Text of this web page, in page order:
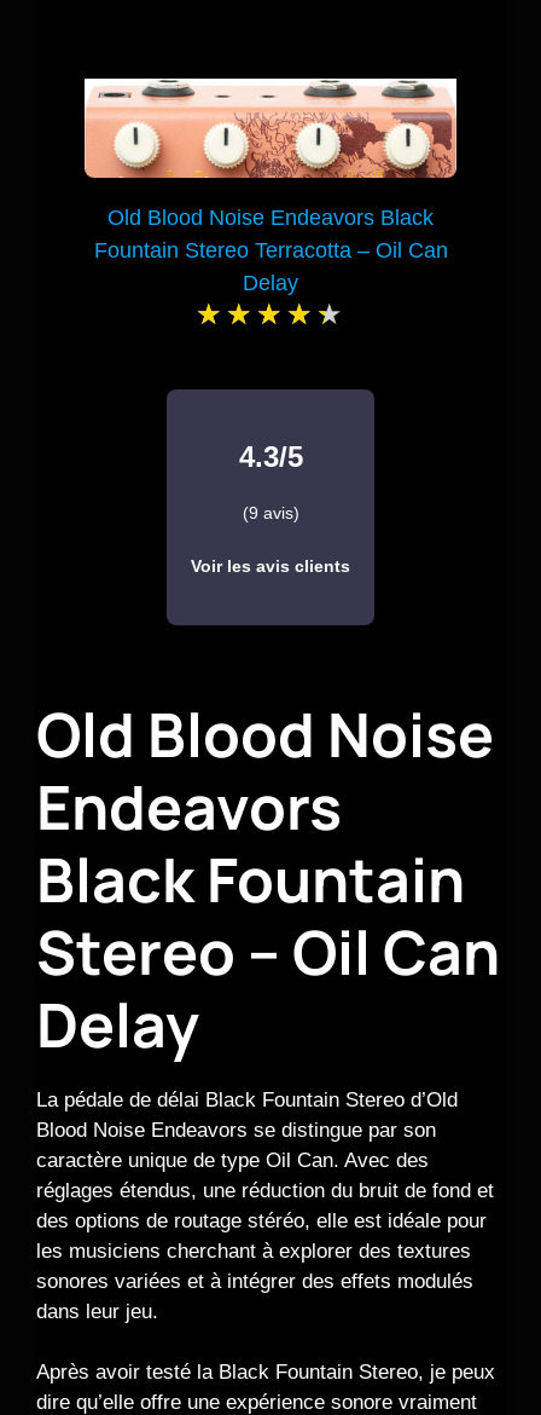
Old Blood Noise Endeavors Black
Fountain Stereo Terracotta – Oil Can
Delay
4.3/5
(9 avis)
Voir les avis clients
Old Blood Noise
Endeavors
Black Fountain
Stereo – Oil Can
Delay
La pédale de délai Black Fountain Stereo d’Old
Blood Noise Endeavors se distingue par son
caractère unique de type Oil Can. Avec des
réglages étendus, une réduction du bruit de fond et
des options de routage stéréo, elle est idéale pour
les musiciens cherchant à explorer des textures
sonores variées et à intégrer des effets modulés
dans leur jeu.
Après avoir testé la Black Fountain Stereo, je peux
dire qu’elle offre une expérience sonore vraiment